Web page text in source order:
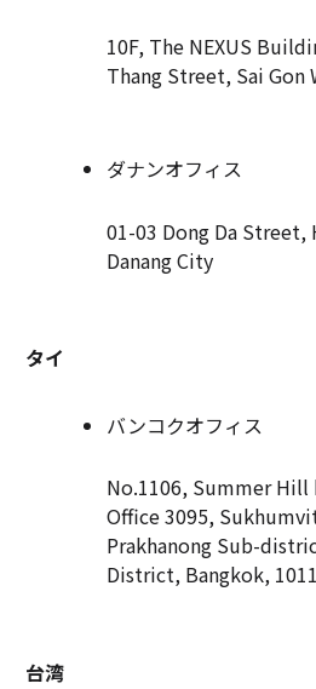
10F, The NEXUS
Thang Street, Sai Gon
ダナンオフィス
01-03 Dong Da Street,
Danang City
タイ
バンコクオフィス
No.1106, Summer
Office 3095,
Prakhanong Sub-
District, Bangkok,
台湾